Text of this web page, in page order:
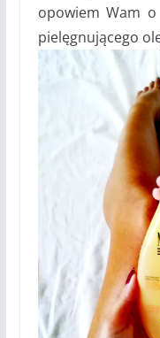
opowiem Wam
pielęgnującego